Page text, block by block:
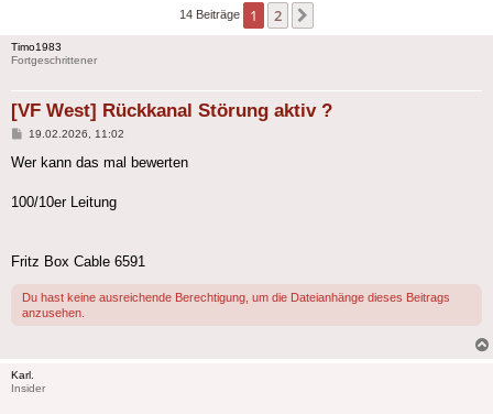
14 Beiträge 1 2
Timo1983
Fortgeschrittener
[VF West] Rückkanal Störung aktiv ?
Beitrag
19.02.2026, 11:02
Wer kann das mal bewerten
100/10er Leitung
Fritz Box Cable 6591
Du hast keine ausreichende Berechtigung, um die Dateianhänge dieses Beitrags
anzusehen.
Karl.
Insider